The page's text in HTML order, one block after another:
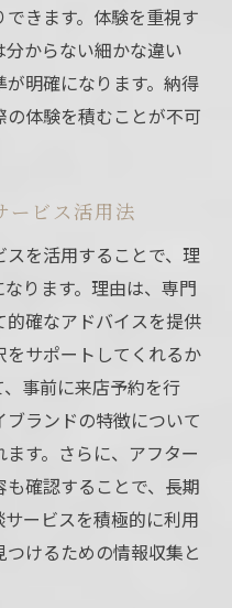
きます。体験を重視す
からない細かな違い
明確になります。納得
体験を積むことが不可
ービス活用法
を活用することで、理
ります。理由は、専門
確なアドバイスを提供
をサポートしてくれるか
事前に来店予約を行
ランドの特徴について
す。さらに、アフター
確認することで、長期
ービスを積極的に利用
けるための情報収集と